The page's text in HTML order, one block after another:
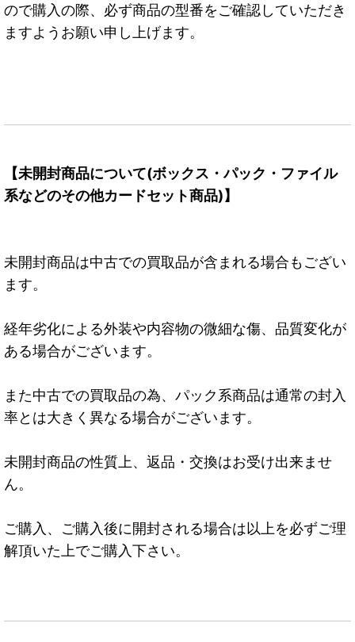
ので購入の際、必ず商品の型番をご確認していただき
ますようお願い申し上げます。
【未開封商品について(ボックス・パック・ファイル
系などのその他カードセット商品)】
未開封商品は中古での買取品が含まれる場合もござい
ます。
経年劣化による外装や内容物の微細な傷、品質変化が
ある場合がございます。
また中古での買取品の為、パック系商品は通常の封入
率とは大きく異なる場合がございます。
未開封商品の性質上、返品・交換はお受け出来ませ
ん。
ご購入、ご購入後に開封される場合は以上を必ずご理
解頂いた上でご購入下さい。